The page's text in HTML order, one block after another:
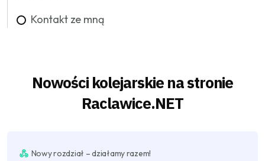
Kontakt ze mną
Nowości kolejarskie na stronie
Raclawice.NET
Nowy rozdział – działamy razem!